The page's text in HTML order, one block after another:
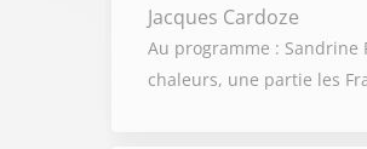
Jacques Cardoze
Au programme : Sandrine
chaleurs, une partie les